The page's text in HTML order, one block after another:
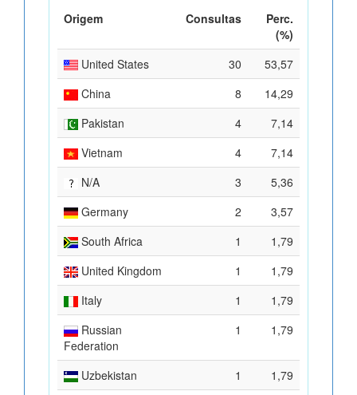
Origem Consultas
Perc.
(%)
United States
30
53,57
China
8
14,29
Pakistan
4
7,14
Vietnam
4
7,14
N/A
3
5,36
Germany
2
3,57
South Africa
1
1,79
United Kingdom
1
1,79
Italy
1
1,79
Russian
Federation
1 1,79
Uzbekistan 1
1,79